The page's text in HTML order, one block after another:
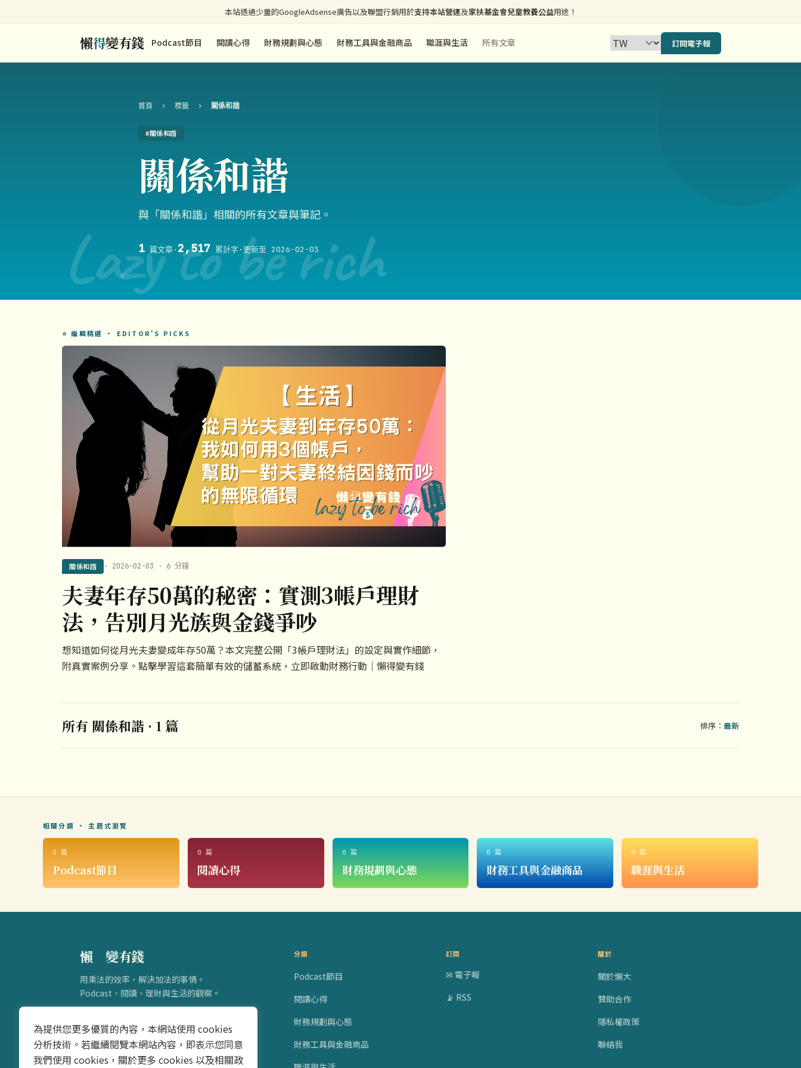
本站透過少量的GoogleAdsense廣告以及聯盟行銷用於支持本站營運及家扶基金會兒童教養公益用途！
懶得變有錢 Podcast節目 閱讀心得 財務規劃與心態 財務工具與金融商品 職涯與生活 所有文章 訂閱電子報
Lazy to be rich
首頁 › 標籤 › 關係和諧
#關係和諧
關係和諧
與「關係和諧」相關的所有文章與筆記。
1 篇文章· 2,517 累計字 ·更新至 2026-02-03
⭐ 編輯精選 · EDITOR'S PICKS
關係和諧 · 2026-02-03 · 6 分鐘
夫妻年存50萬的秘密：實測3帳戶理財
法，告別月光族與金錢爭吵
想知道如何從月光夫妻變成年存50萬？本文完整公開「3帳戶理財法」的設定與實作細節，
附真實案例分享。點擊學習這套簡單有效的儲蓄系統，立即啟動財務行動｜懶得變有錢
所有 關係和諧 · 1 篇 排序： 最新
相關分類 · 主題式瀏覽
0 篇
Podcast節目
0 篇
閱讀心得
0 篇
財務規劃與心態
0 篇
財務工具與金融商品
0 篇
職涯與生活
懶得變有錢
用乘法的效率，解決加法的事情。
Podcast、閱讀、理財與生活的觀察。
分類
Podcast節目
閱讀心得
財務規劃與心態
財務工具與金融商品
訂閱
✉ 電子報
📡 RSS
關於
關於懶大
贊助合作
隱私權政策
聯絡我
為提供您更多優質的內容，本網站使用 cookies
分析技術。若繼續閱覽本網站內容，即表示您同意
我們使用 cookies，關於更多 cookies 以及相關政